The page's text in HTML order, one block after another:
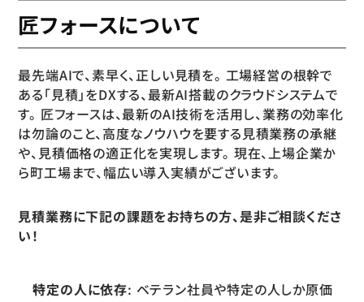
匠フォースについて
最先端AIで、素早く、正しい見積を。 工場経営の根幹で
ある「見積」をDXする、最新AI搭載のクラウドシステムで
す。 匠フォースは、最新のAI技術を活用し、業務の効率化
は勿論のこと、高度なノウハウを要する見積業務の承継
や、見積価格の適正化を実現します。 現在、上場企業か
ら町工場まで、幅広い導入実績がございます。
見積業務に下記の課題をお持ちの方、是非ご相談くださ
い！
特定の人に依存: ベテラン社員や特定の人しか原価